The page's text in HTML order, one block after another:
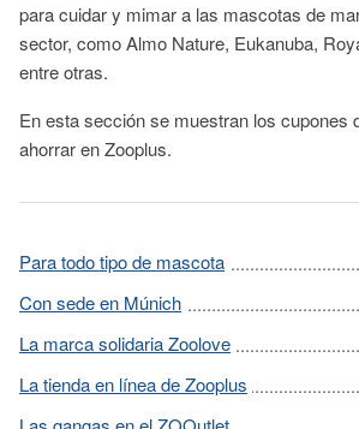
para cuidar y mimar a las mascotas de
sector, como Almo Nature, Eukanuba,
entre otras.
En esta sección se muestran los cupones
ahorrar en Zooplus.
Para todo tipo de mascota
Con sede en Múnich
La marca solidaria Zoolove
La tienda en línea de Zooplus